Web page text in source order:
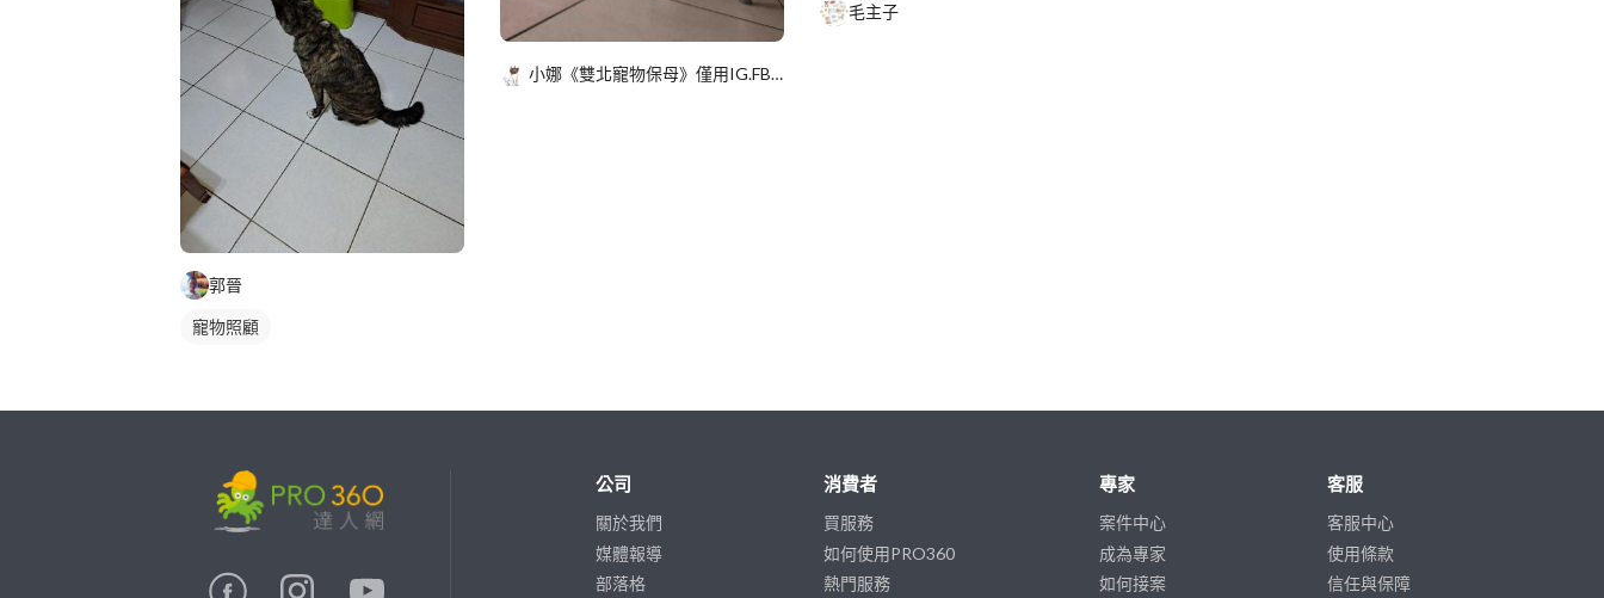
郭晉
寵物照顧
小娜《雙北寵物保母》僅用IG.FB聯絡
毛主子
公司
關於我們
媒體報導
部落格
消費者
買服務
如何使用PRO360
熱門服務
專家
案件中心
成為專家
如何接案
客服
客服中心
使用條款
信任與保障